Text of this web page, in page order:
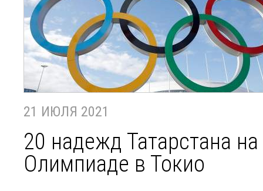
21 ИЮЛЯ 2021
20 надежд Татарстана на
Олимпиаде в Токио